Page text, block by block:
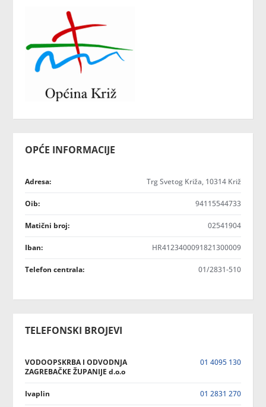
OPĆE INFORMACIJE
Adresa: Trg Svetog Križa, 10314 Križ
Oib: 94115544733
Matični broj: 02541904
Iban: HR4123400091821300009
Telefon centrala: 01/2831-510
TELEFONSKI BROJEVI
VODOOPSKRBA I ODVODNJA
ZAGREBAČKE ŽUPANIJE d.o.o
01 4095 130
Ivaplin 01 2831 270